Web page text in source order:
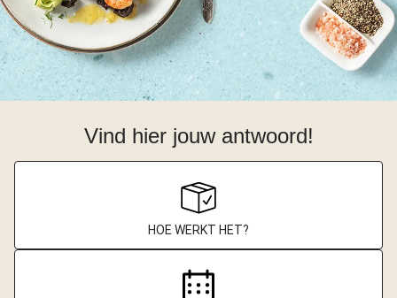
Vind hier jouw antwoord!
HOE WERKT HET?